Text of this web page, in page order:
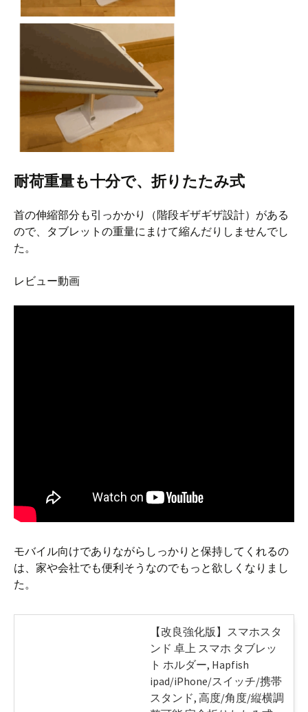
耐荷重量も十分で、折りたたみ式
首の伸縮部分も引っかかり（階段ギザギザ設計）がある
ので、タブレットの重量にまけて縮んだりしませんでし
た。
レビュー動画
モバイル向けでありながらしっかりと保持してくれるの
は、家や会社でも便利そうなのでもっと欲しくなりまし
た。
【改良強化版】スマホスタ
ンド 卓上 スマホ タブレッ
ト ホルダー, Hapfish
ipad/iPhone/スイッチ/携帯
スタンド, 高度/角度/縦横調